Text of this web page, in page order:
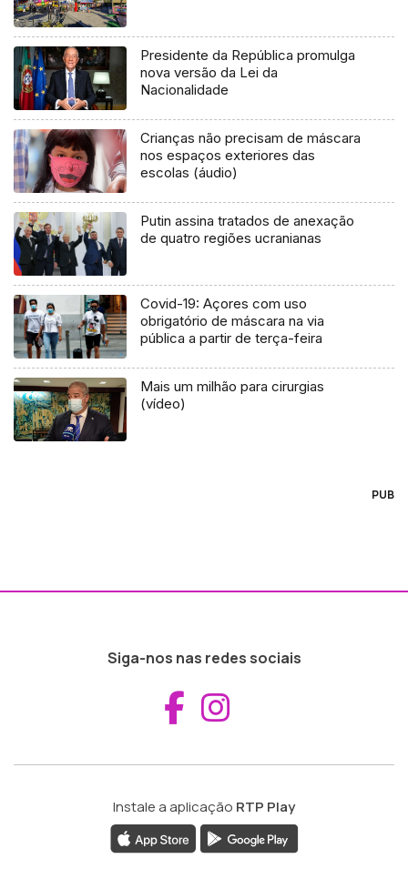
Presidente da República promulga
nova versão da Lei da
Nacionalidade
Crianças não precisam de máscara
nos espaços exteriores das
escolas (áudio)
Putin assina tratados de anexação
de quatro regiões ucranianas
Covid-19: Açores com uso
obrigatório de máscara na via
pública a partir de terça-feira
Mais um milhão para cirurgias
(vídeo)
PUB
Siga-nos nas redes sociais
Aceder ao
Instale a aplicação RTP Play